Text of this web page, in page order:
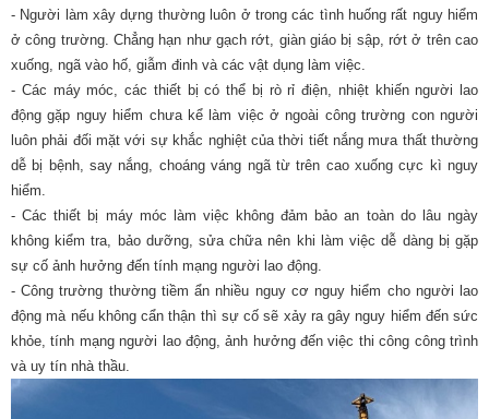
- Người làm xây dựng thường luôn ở trong các tình huống rất nguy hiểm
ở công trường. Chẳng hạn như gạch rớt, giàn giáo bị sập, rớt ở trên cao
xuống, ngã vào hố, giẫm đinh và các vật dụng làm việc.
- Các máy móc, các thiết bị có thể bị rò rỉ điện, nhiệt khiến người lao
động gặp nguy hiểm chưa kể làm việc ở ngoài công trường con người
luôn phải đối mặt với sự khắc nghiệt của thời tiết nắng mưa thất thường
dễ bị bệnh, say nắng, choáng váng ngã từ trên cao xuống cực kì nguy
hiểm.
- Các thiết bị máy móc làm việc không đảm bảo an toàn do lâu ngày
không kiểm tra, bảo dưỡng, sửa chữa nên khi làm việc dễ dàng bị gặp
sự cố ảnh hưởng đến tính mạng người lao động.
- Công trường thường tiềm ẩn nhiều nguy cơ nguy hiểm cho người lao
động mà nếu không cẩn thận thì sự cố sẽ xảy ra gây nguy hiểm đến sức
khỏe, tính mạng người lao động, ảnh hưởng đến việc thi công công trình
và uy tín nhà thầu.